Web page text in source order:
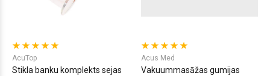
AcuTop
Stikla banku komplekts sejas
Acus Med
Vakuummasāžas gumijas